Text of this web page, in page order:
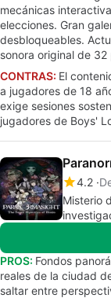
mecánicas
elecciones. Gran
desbloqueables.
sonora original de 32
CONTRAS: El
a jugadores de 18
exige sesiones
jugadores de Boys'
4.2
Misterio
PROS: Fondos
reales de la ciudad
saltar entre